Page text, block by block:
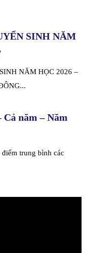
SINH NĂM
NĂM HỌC 2026 –
năm – Năm
trung bình các